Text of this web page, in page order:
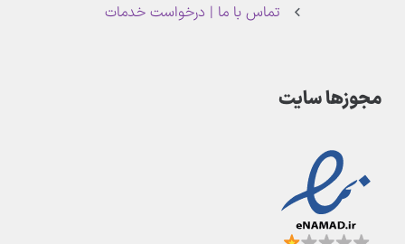
تماس با ما | درخواست خدمات
مجوزها سایت